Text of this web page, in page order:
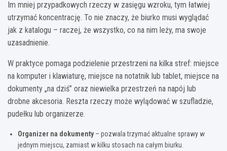
Im mniej przypadkowych rzeczy w zasięgu wzroku, tym łatwiej
utrzymać koncentrację. To nie znaczy, że biurko musi wyglądać
jak z katalogu – raczej, że wszystko, co na nim leży, ma swoje
uzasadnienie.
W praktyce pomaga podzielenie przestrzeni na kilka stref: miejsce
na komputer i klawiaturę, miejsce na notatnik lub tablet, miejsce na
dokumenty „na dziś” oraz niewielka przestrzeń na napój lub
drobne akcesoria. Reszta rzeczy może wylądować w szufladzie,
pudełku lub organizerze.
Organizer na dokumenty– pozwala trzymać aktualne sprawy w
jednym miejscu, zamiast w kilku stosach na całym biurku.